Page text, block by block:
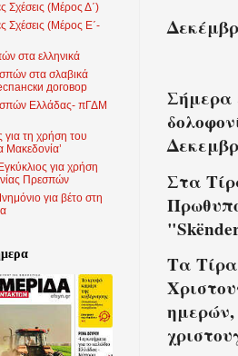
Σήμερα
Στα
Τα
ημερών,
Σχέσεις (Μέρος Δ΄)
Σχέσεις (Μέρος Ε΄-
στα ελληνικά
στα σλαβικά
договор
Ελλάδας- πΓΔΜ
τη χρήση του
Μακεδονία’
για χρήση
Πρεσπών
για βέτο στη